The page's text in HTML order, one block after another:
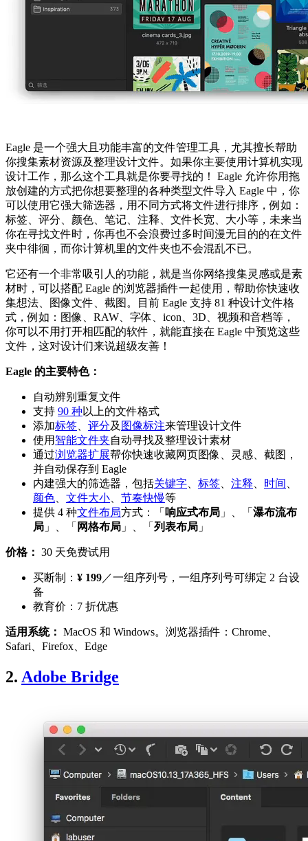
Eagle 是一个强大且功能丰富的文件管理工具，尤其擅长帮助
你搜集素材资源及整理设计文件。如果你主要使用计算机实现
设计工作，那么这个工具就是你要寻找的！ Eagle 允许你用拖
放创建的方式把你想要整理的各种类型文件导入 Eagle 中，你
可以使用它强大筛选器，用不同方式将文件进行排序，例如：
标签、评分、颜色、笔记、注释、文件长宽、大小等，未来当
你在寻找文件时，你再也不会浪费过多时间漫无目的的在文件
夹中徘徊，而你计算机里的文件夹也不会混乱不已。
它还有一个非常吸引人的功能，就是当你网络搜集灵感或是素
材时，可以搭配 Eagle 的浏览器插件一起使用，帮助你快速收
集想法、图像文件、截图。目前 Eagle 支持 81 种设计文件格
式，例如：图像、RAW、字体、icon、3D、视频和音档等，
你可以不用打开相匹配的软件，就能直接在 Eagle 中预览这些
文件，这对设计们来说超级友善！
Eagle 的主要特色：
自动辨别重复文件
支持 90 种 以上的文件格式
添加标签 评分及 图像标注来管理设计文件
使用 智能文件夹自动寻找及整理设计素材
通过浏览器扩展帮你快速收藏网页图像、灵感、截图，
并自动保存到 Eagle
内建强大的筛选器，包括关键字 标签 注释 时间
颜色
文件大小 节奏快慢等
提供 4 种文件布局方式：「 响应式布局 」、「 瀑布流布
局 」、「 网格布局 」、「 列表布局 」
价格： 30 天免费试用
买断制： ¥ 199／一组序列号，一组序列号可绑定 2 台设
备
教育价：7 折优惠
适用系统： MacOS 和 Windows。浏览器插件：Chrome、
Safari、Firefox、Edge
2. Adobe Bridge